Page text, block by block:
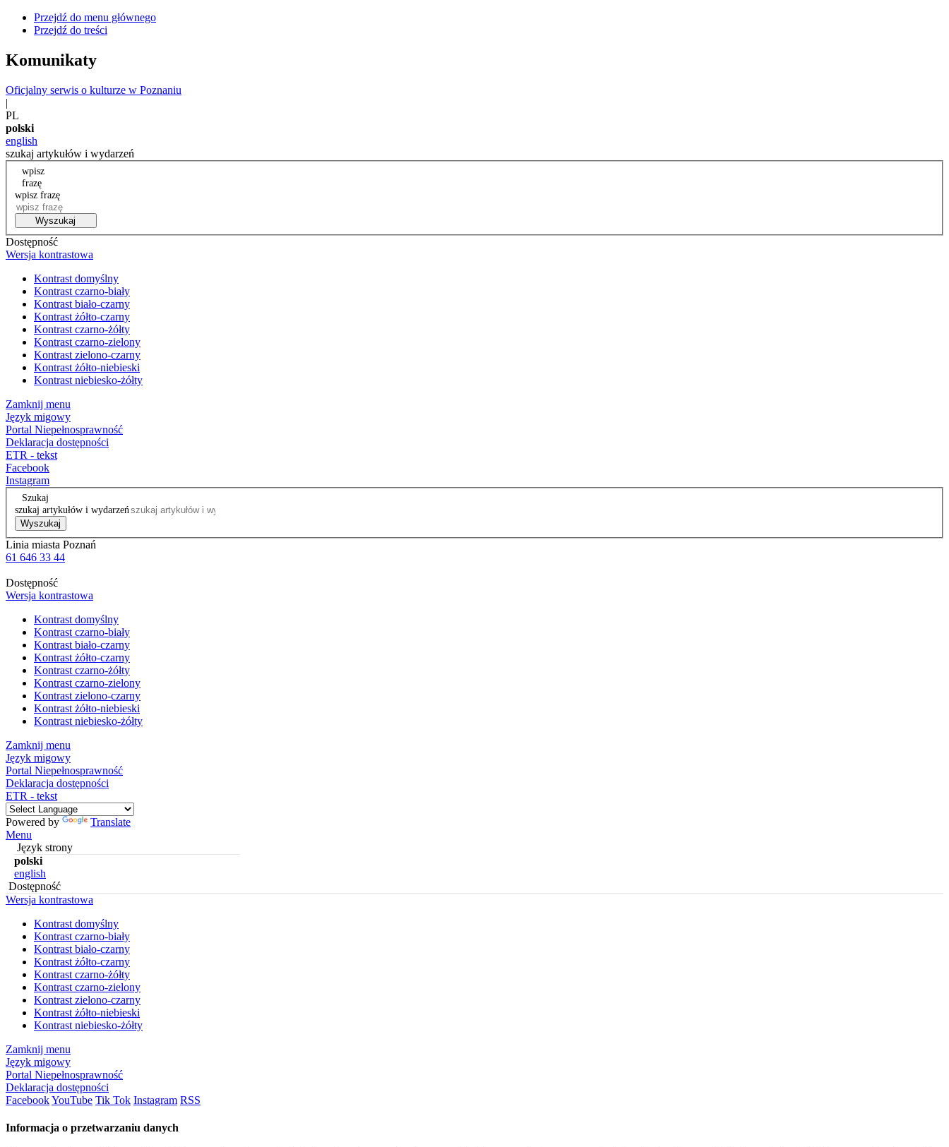
Przejdź do menu głównego
Przejdź do treści
Komunikaty
Oficjalny serwis o kulturze w Poznaniu
|
PL
polski
english
szukaj artykułów i wydarzeń
wpisz
frazę
wpisz frazę
Wyszukaj
Dostępność
Wersja kontrastowa
Kontrast domyślny
Kontrast czarno-biały
Kontrast biało-czarny
Kontrast żółto-czarny
Kontrast czarno-żółty
Kontrast czarno-zielony
Kontrast zielono-czarny
Kontrast żółto-niebieski
Kontrast niebiesko-żółty
Zamknij menu
Język migowy
Portal Niepełnosprawność
Deklaracja dostępności
ETR - tekst
Facebook
Instagram
Szukaj
szukaj artykułów i wydarzeń
Wyszukaj
Linia miasta Poznań
61 646 33 44
Dostępność
Wersja kontrastowa
Kontrast domyślny
Kontrast czarno-biały
Kontrast biało-czarny
Kontrast żółto-czarny
Kontrast czarno-żółty
Kontrast czarno-zielony
Kontrast zielono-czarny
Kontrast żółto-niebieski
Kontrast niebiesko-żółty
Zamknij menu
Język migowy
Portal Niepełnosprawność
Deklaracja dostępności
ETR - tekst
Powered by
Translate
Menu
Język strony
polski
english
Dostępność
Wersja kontrastowa
Kontrast domyślny
Kontrast czarno-biały
Kontrast biało-czarny
Kontrast żółto-czarny
Kontrast czarno-żółty
Kontrast czarno-zielony
Kontrast zielono-czarny
Kontrast żółto-niebieski
Kontrast niebiesko-żółty
Zamknij menu
Język migowy
Portal Niepełnosprawność
Deklaracja dostępności
FacebookYouTube Tik Tok Instagram RSS
Informacja o przetwarzaniu danych